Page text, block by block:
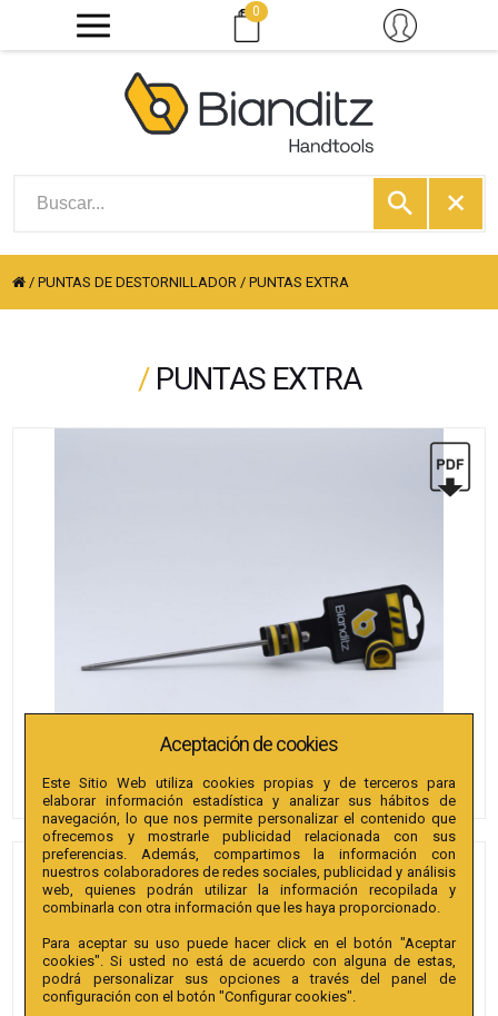
0
/PUNTAS DE DESTORNILLADOR /PUNTAS EXTRA
/ PUNTAS EXTRA
PUNTAS BIANDITZ TX 40 X
150MM 1/4" EXTRA 1U.
Referencia:240187
Colección:Punta TX 150mm 1/4" Extra.
Aceptación de cookies
Este Sitio Web utiliza cookies propias y de terceros para
elaborar información estadística y analizar sus hábitos de
navegación, lo que nos permite personalizar el contenido que
ofrecemos y mostrarle publicidad relacionada con sus
preferencias. Además, compartimos la información con
nuestros colaboradores de redes sociales, publicidad y análisis
web, quienes podrán utilizar la información recopilada y
combinarla con otra información que les haya proporcionado.
Para aceptar su uso puede hacer click en el botón "Aceptar
cookies". Si usted no está de acuerdo con alguna de estas,
podrá personalizar sus opciones a través del panel de
configuración con el botón "Configurar cookies".